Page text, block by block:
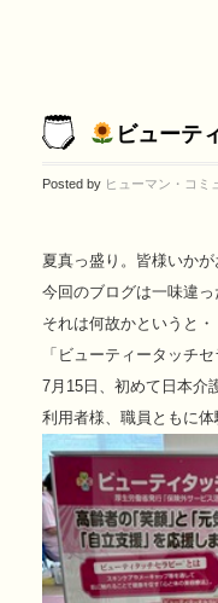
ビューテ
Posted by ヒューマン・コミ
夏真っ盛り。皆様いか
今回のブログは一味違
それは何故かというと・
「ビューティータッチ
7月15日、初めて日本介
利用者様、職員ともに